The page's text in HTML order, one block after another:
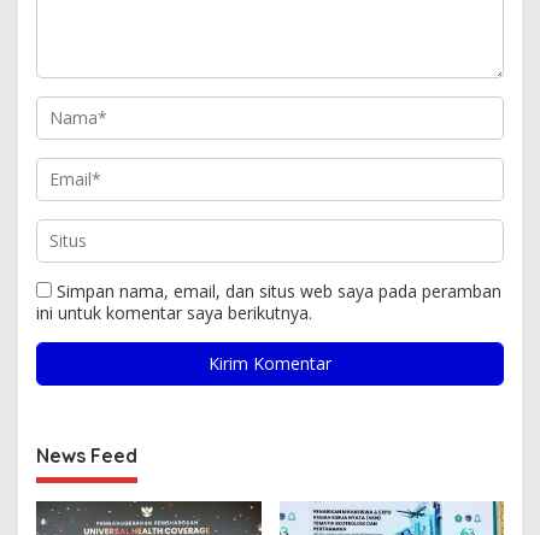
Simpan nama, email, dan situs web saya pada peramban
ini untuk komentar saya berikutnya.
News Feed